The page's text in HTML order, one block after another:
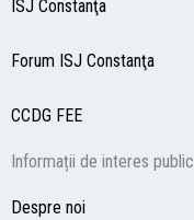
ISJ Constanţa
Forum ISJ Constanţa
CCDG FEE
Informații de interes public
Despre noi